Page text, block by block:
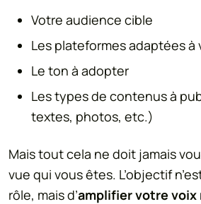
Votre audience cible
Les plateformes adaptées à
Le ton à adopter
Les types de contenus à
textes, photos, etc.)
Mais tout cela ne doit jamais
vue qui vous êtes. L’objectif
rôle, mais d’amplifier votre voix